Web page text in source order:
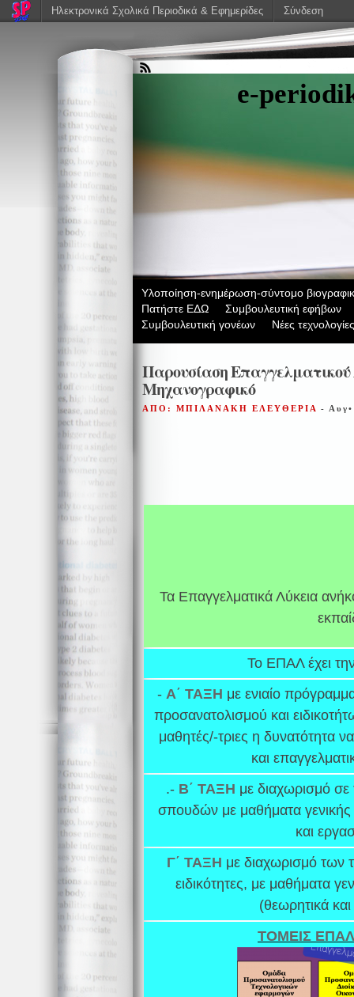
e-
Υλοποίηση-ενημέρωση-σύντομο
Πατήστε ΕΔΩ
Συμβουλευτική εφήβων
Συμβουλευτική γονέων
Νέες τεχνολογίες
Παρουσίαση
Μηχανογραφικό
ΑΠΟ: ΜΠΙΛΑΝΑΚΗ ΕΛΕΥΘΕΡΙΑ -
Τα Επαγγελματικά Λύκεια
Το ΕΠΑΛ έχει
- Α΄ ΤΑΞΗ με ενιαίο
προσανατολισμού και
μαθητές/-τριες η δυνατότητα
και
.- Β΄ ΤΑΞΗ με διαχωρισμό σε
σπουδών με μαθήματα γενικής
και
Γ΄ ΤΑΞΗ με διαχωρισμό των
ειδικότητες, με μαθήματα
(θεωρητικά
ΤΟΜΕΙΣ
Ηλεκτρονικά Σχολικά Περιοδικά & Εφημερίδες Σύνδεση